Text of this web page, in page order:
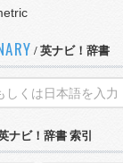
/ 英ナビ！辞書
ナビ！辞書 索引